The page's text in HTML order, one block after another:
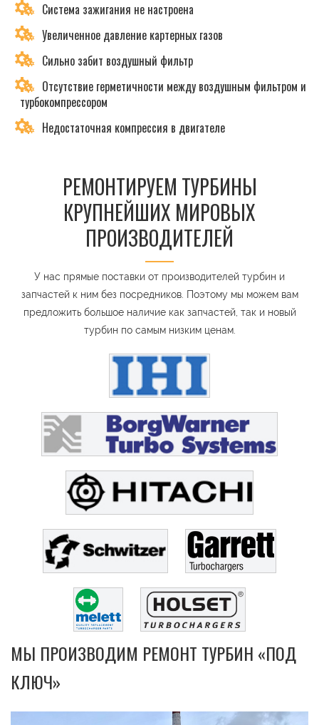
Система зажигания не настроена
Увеличенное давление картерных газов
Сильно забит воздушный фильтр
Отсутствие герметичности между воздушным фильтром и
турбокомпрессором
Недостаточная компрессия в двигателе
РЕМОНТИРУЕМ ТУРБИНЫ
КРУПНЕЙШИХ МИРОВЫХ
ПРОИЗВОДИТЕЛЕЙ
У нас прямые поставки от производителей турбин и
запчастей к ним без посредников. Поэтому мы можем вам
предложить большое наличие как запчастей, так и новый
турбин по самым низким ценам.
МЫ ПРОИЗВОДИМ РЕМОНТ ТУРБИН «ПОД
КЛЮЧ»